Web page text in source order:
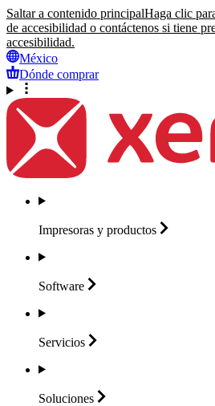
Saltar a contenido principalHaga clic
de accesibilidad o contáctenos si tiene
accesibilidad.
México
Dónde comprar
Impresoras y productos
Software
Servicios
Soluciones